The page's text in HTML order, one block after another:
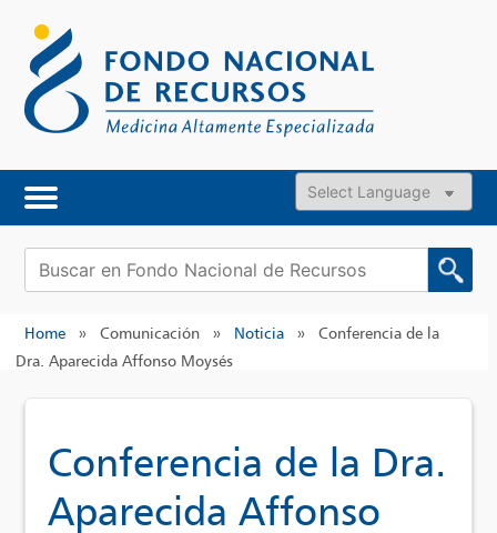
content
Powered by
Buscar:
Home » Comunicación » Noticia »
Conferencia de la
Dra. Aparecida Affonso Moysés
Conferencia de la Dra.
Aparecida Affonso